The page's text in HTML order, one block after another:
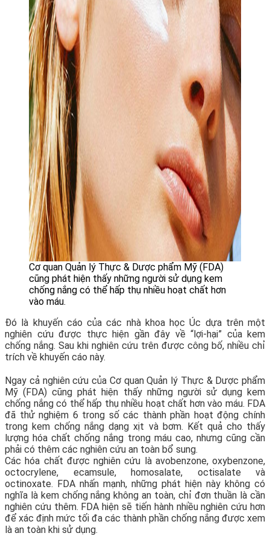
Cơ quan Quản lý Thực & Dược phẩm Mỹ (FDA)
cũng phát hiện thấy những người sử dụng kem
chống nắng có thể hấp thụ nhiều hoạt chất hơn
vào máu.
Đó là khuyến cáo của các nhà khoa học Úc dựa trên một
nghiên cứu được thực hiện gần đây về “lợi-hại” của kem
chống nắng. Sau khi nghiên cứu trên được công bố, nhiều chỉ
trích về khuyến cáo này.
Ngay cả nghiên cứu của Cơ quan Quản lý Thực & Dược phẩm
Mỹ (FDA) cũng phát hiện thấy những người sử dụng kem
chống nắng có thể hấp thụ nhiều hoạt chất hơn vào máu. FDA
đã thử nghiệm 6 trong số các thành phần hoạt động chính
trong kem chống nắng dạng xịt và bơm. Kết quả cho thấy
lượng hóa chất chống nắng trong máu cao, nhưng cũng cần
phải có thêm các nghiên cứu an toàn bổ sung.
Các hóa chất được nghiên cứu là avobenzone, oxybenzone,
octocrylene, ecamsule, homosalate, octisalate và
octinoxate. FDA nhấn mạnh, những phát hiện này không có
nghĩa là kem chống nắng không an toàn, chỉ đơn thuần là cần
nghiên cứu thêm. FDA hiện sẽ tiến hành nhiều nghiên cứu hơn
để xác định mức tối đa các thành phần chống nắng được xem
là an toàn khi sử dụng.